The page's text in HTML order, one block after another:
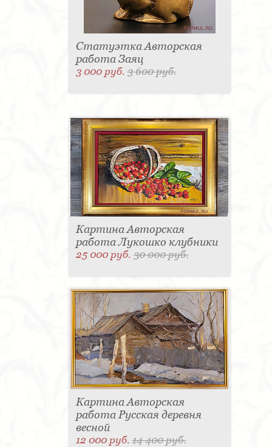
Статуэтка Авторская
работа Заяц
3 000 руб.3 600 руб.
Картина Авторская
работа Лукошко клубники
25 000 руб.30 000 руб.
Картина Авторская
работа Русская деревня
весной
12 000 руб.14 400 руб.